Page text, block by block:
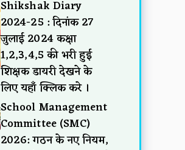
Shikshak Diary
2024-25 : दिनांक 27
जुलाई 2024 कक्षा
1,2,3,4,5 की भरी हुई
शिक्षक डायरी देखने के
लिए यहाँ क्लिक करे ।
School Management
Committee (SMC)
2026: गठन के नए नियम,